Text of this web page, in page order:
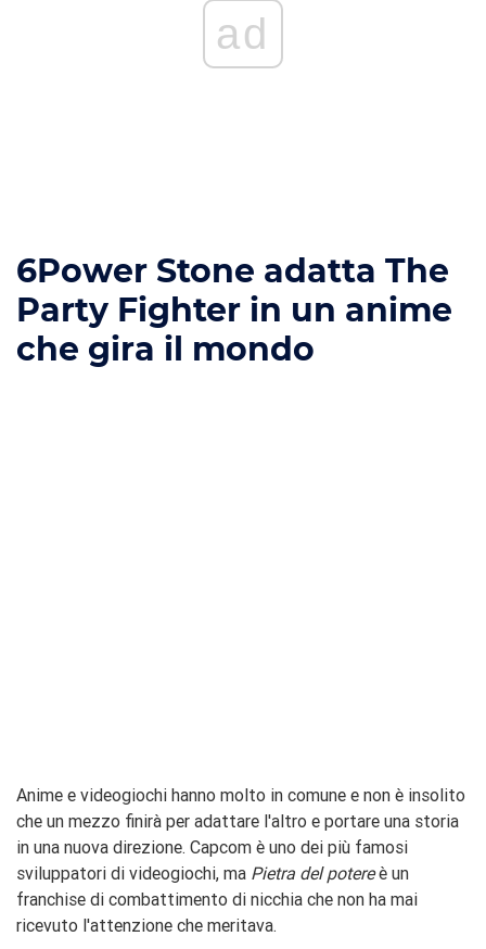
ad
6Power Stone adatta The
Party Fighter in un anime
che gira il mondo
Anime e videogiochi hanno molto in comune e non è insolito
che un mezzo finirà per adattare l'altro e portare una storia
in una nuova direzione. Capcom è uno dei più famosi
sviluppatori di videogiochi, ma Pietra del potere è un
franchise di combattimento di nicchia che non ha mai
ricevuto l'attenzione che meritava.